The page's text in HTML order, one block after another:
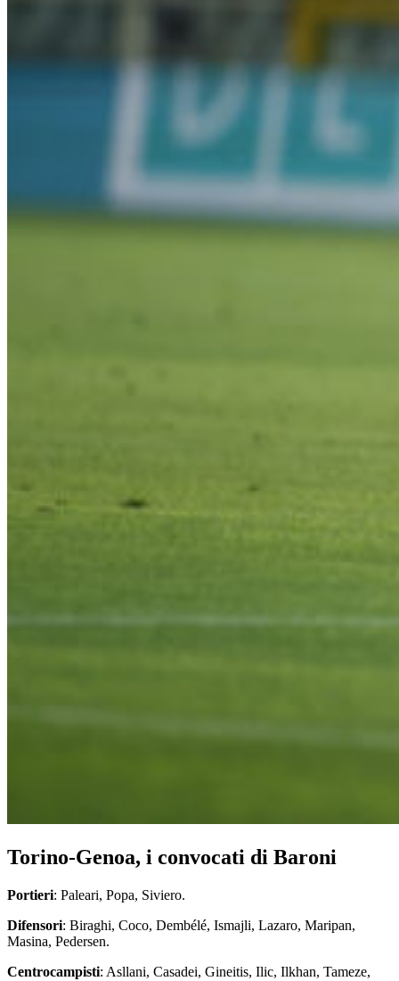
Torino-Genoa, i convocati di Baroni
Portieri: Paleari, Popa, Siviero.
Difensori: Biraghi, Coco, Dembélé, Ismajli, Lazaro, Maripan,
Masina, Pedersen.
Centrocampisti: Asllani, Casadei, Gineitis, Ilic, Ilkhan, Tameze,